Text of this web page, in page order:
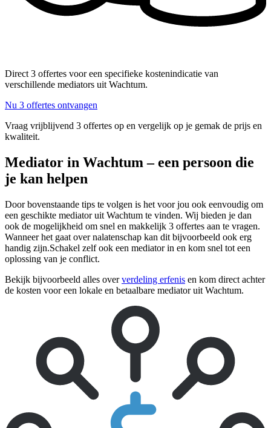
Direct 3 offertes voor een specifieke kostenindicatie van
verschillende mediators uit Wachtum.
Nu 3 offertes ontvangen
Vraag vrijblijvend 3 offertes op en vergelijk op je gemak de prijs en
kwaliteit.
Mediator in Wachtum – een persoon die
je kan helpen
Door bovenstaande tips te volgen is het voor jou ook eenvoudig om
een geschikte mediator uit Wachtum te vinden. Wij bieden je dan
ook de mogelijkheid om snel en makkelijk 3 offertes aan te vragen.
Wanneer het gaat over nalatenschap kan dit bijvoorbeeld ook erg
handig zijn.Schakel zelf ook een mediator in en kom snel tot een
oplossing van je conflict.
Bekijk bijvoorbeeld alles oververdeling erfenis en kom direct achter
de kosten voor een lokale en betaalbare mediator uit Wachtum.